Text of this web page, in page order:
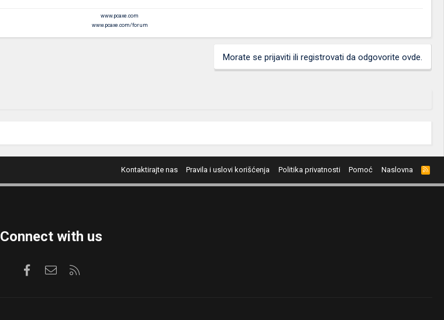
www.pcaxe.com
www.pcaxe.com/forum
Morate se prijaviti ili registrovati da odgovorite ovde.
Kontaktirajte nas Pravila i uslovi korišćenja Politika privatnosti Pomoć Naslovna
R
S
S
Connect with us
FacebookKontaktirajte nas